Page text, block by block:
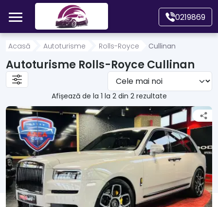
Mergi direct la conținutul principal
0219869
Acasă
Autoturisme
Motociclete
Autoutilitare
Alte tipuri vehicule
Despre Noi
Acasă Autoturisme Rolls-Royce Cullinan
Autoturisme Rolls-Royce Cullinan
Afișează de la 1 la 2 din 2 rezultate